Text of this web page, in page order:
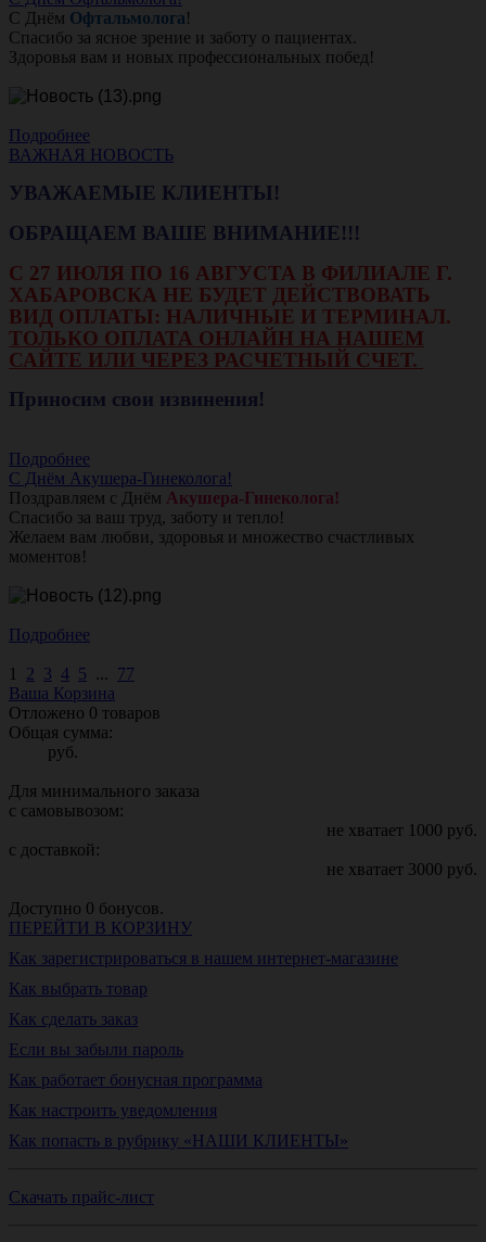
С Днём Офтальмолога!
Спасибо за ясное зрение и заботу о пациентах.
Здоровья вам и новых профессиональных побед!
Подробнее
ВАЖНАЯ НОВОСТЬ
УВАЖАЕМЫЕ КЛИЕНТЫ!
ОБРАЩАЕМ ВАШЕ ВНИМАНИЕ!!!
С 27 ИЮЛЯ ПО 16 АВГУСТА В ФИЛИАЛЕ Г.
ХАБАРОВСКА НЕ БУДЕТ ДЕЙСТВОВАТЬ
ВИД ОПЛАТЫ: НАЛИЧНЫЕ И ТЕРМИНАЛ.
ТОЛЬКО ОПЛАТА ОНЛАЙН НА НАШЕМ
САЙТЕ ИЛИ ЧЕРЕЗ РАСЧЕТНЫЙ СЧЕТ.
Приносим свои извинения!
Подробнее
С Днём Акушера-Гинеколога!
Поздравляем с Днём Акушера-Гинеколога!
Спасибо за ваш труд, заботу и тепло!
Желаем вам любви, здоровья и множество счастливых
моментов!
Подробнее
1 2 3 4 5 ... 77
Ваша Корзина
Отложено 0 товаров
Общая сумма:
руб.
Для минимального заказа
с самовывозом:
не хватает 1000 руб.
с доставкой:
не хватает 3000 руб.
Доступно 0 бонусов.
ПЕРЕЙТИ В КОРЗИНУ
Как зарегистрироваться в нашем интернет-магазине
Как выбрать товар
Как сделать заказ
Если вы забыли пароль
Как работает бонусная программа
Как настроить уведомления
Как попасть в рубрику «НАШИ КЛИЕНТЫ»
Скачать прайс-лист